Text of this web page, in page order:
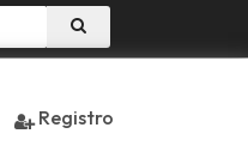
Registro